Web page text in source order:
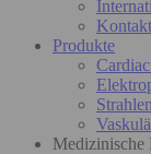
Kontakt
Produkte
Medizinische